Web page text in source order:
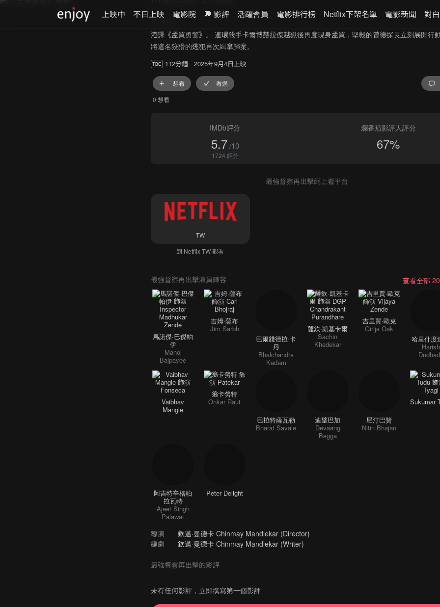
上映中 不日上映 電影院 💬 影評 活躍會員 電影排行榜 Netflix下架名單 電影新聞 對白
劇情簡介
港譯《孟買勇警》。 連環殺手卡爾博赫拉傑越獄後再度現身孟買，堅毅的曾德探長立刻展開行
將這名狡猾的逃犯再次緝拿歸案。
112分鐘 2025年9月4日上映
想看
看過
0 想看
IMDb評分
5.7 /10
1724 評分
爛番茄影評人評分
67%
最強督察再出擊網上看平台
TW
到 Netflix TW 觀看
最強督察再出擊演員陣容 查看全部
馬諾傑·巴傑帕
伊
Manoj
Bajpayee
吉姆·薩布
Jim Sarbh
巴爾錢德拉·卡
丹
Bhalchandra
Kadam
薩欽·凱基卡爾
Sachin
Khedekar
吉里賈·歐克
Girija Oak
哈里什度
Harish
Vaibhav
Mangle
翁卡勞特
Onkar Raut
巴拉特薩瓦勒
Bharat Savale
迪望巴加
Devaang
Bagga
尼汀巴贊
Nitin Bhajan
Sukumar
阿吉特辛格帕
拉瓦特
Ajeet Singh
Palawat
Peter Delight
導演
欽邁·曼德卡 Chinmay Mandlekar (Director)
編劇
欽邁·曼德卡 Chinmay Mandlekar (Writer)
最強督察再出擊的影評
未有任何影評，立即撰寫第一個影評